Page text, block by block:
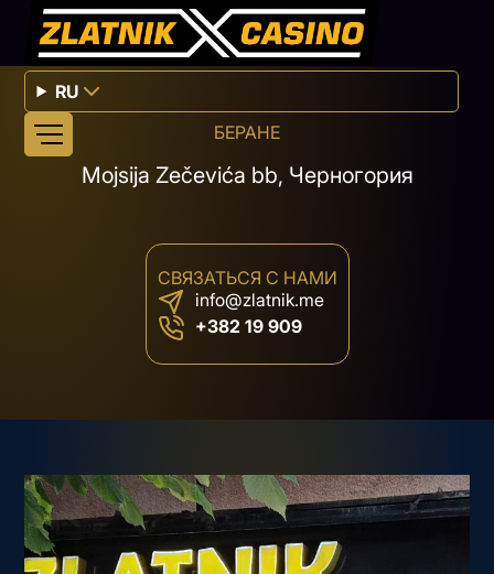
RU
БЕРАНЕ
Mojsija Zečevića bb, Черногория
СВЯЗАТЬСЯ С НАМИ
info@zlatnik.me
+382 19 909